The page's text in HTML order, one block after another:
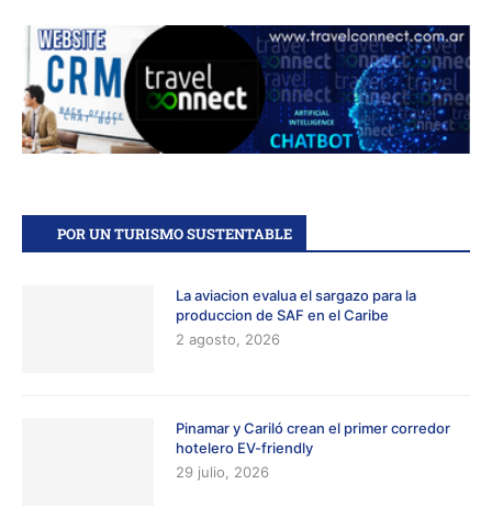
POR UN TURISMO SUSTENTABLE
La aviacion evalua el sargazo para la
produccion de SAF en el Caribe
2 agosto, 2026
Pinamar y Cariló crean el primer corredor
hotelero EV-friendly
29 julio, 2026